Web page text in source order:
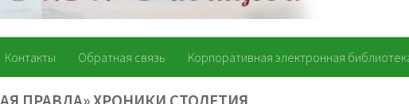
Контакты Обратная связь Корпоративная электронная